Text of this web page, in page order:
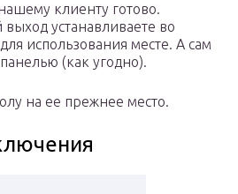
клиенту готово.
устанавливаете во
использования месте. А сам
(как угодно).
на ее прежнее место.